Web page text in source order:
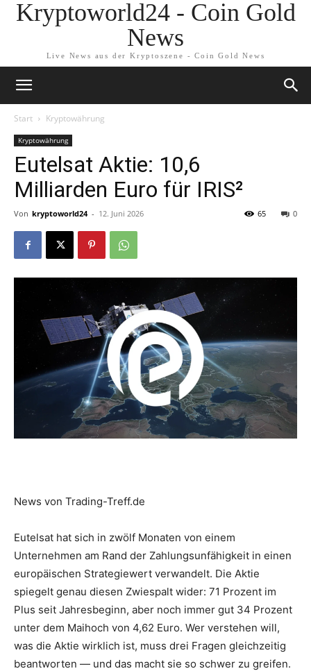
Kryptoworld24 - Coin Gold
News
Live News aus der Kryptoszene - Coin Gold News
Start Kryptowährung
Kryptowährung
Eutelsat Aktie: 10,6
Milliarden Euro für IRIS²
Von kryptoworld24 - 12. Juni 2026 0
65
News von Trading-Treff.de
Eutelsat hat sich in zwölf Monaten von einem
Unternehmen am Rand der Zahlungsunfähigkeit in einen
europäischen Strategiewert verwandelt. Die Aktie
spiegelt genau diesen Zwiespalt wider: 71 Prozent im
Plus seit Jahresbeginn, aber noch immer gut 34 Prozent
unter dem Maihoch von 4,62 Euro. Wer verstehen will,
was die Aktie wirklich ist, muss drei Fragen gleichzeitig
beantworten — und das macht sie so schwer zu greifen.